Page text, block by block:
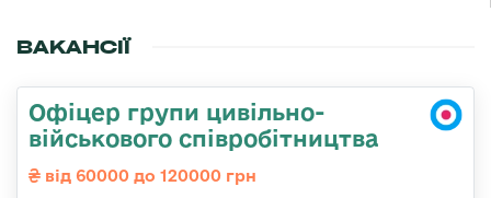
ВАКАНСІЇ
Офіцер групи цивільно-
військового співробітництва
від 60000 до 120000 грн